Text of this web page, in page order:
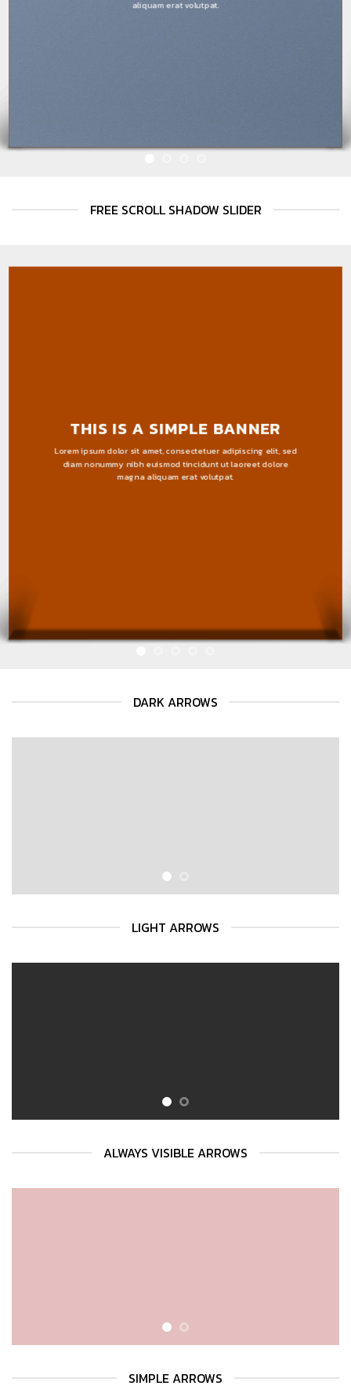
aliquam erat volutpat.
FREE SCROLL SHADOW SLIDER
THIS IS A SIMPLE BANNER
Lorem ipsum dolor sit amet, consectetuer adipiscing elit, sed
diam nonummy nibh euismod tincidunt ut laoreet dolore
magna aliquam erat volutpat.
DARK ARROWS
LIGHT ARROWS
ALWAYS VISIBLE ARROWS
SIMPLE ARROWS